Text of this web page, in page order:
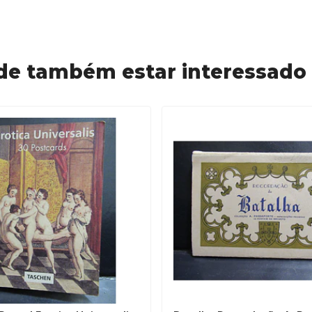
também estar interessado